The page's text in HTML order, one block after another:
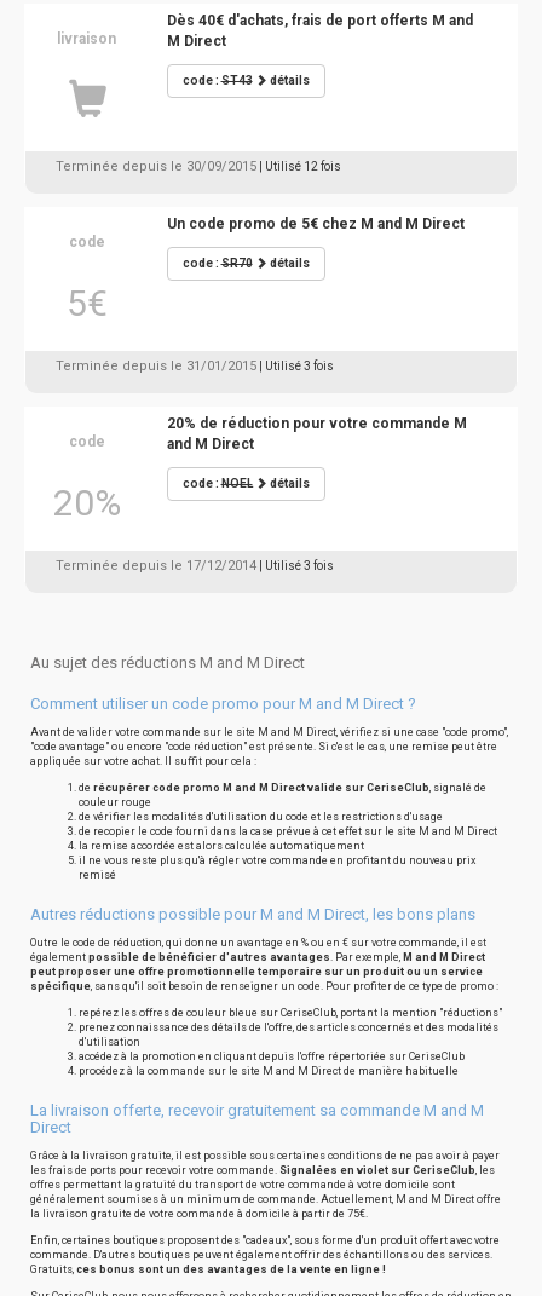
livraison
Dès 40€ d'achats, frais de port offerts M and
M Direct
code :ST43 détails
Terminée depuis le 30/09/2015 | Utilisé 12 fois
code
5€
Un code promo de 5€ chez M and M Direct
code :SR70 détails
Terminée depuis le 31/01/2015 | Utilisé 3 fois
code
20%
20% de réduction pour votre commande M
and M Direct
code :NOEL détails
Terminée depuis le 17/12/2014 | Utilisé 3 fois
Au sujet des réductions M and M Direct
Comment utiliser un code promo pour M and M Direct ?
Avant de valider votre commande sur le site M and M Direct, vérifiez si une case "code promo",
"code avantage" ou encore "code réduction" est présente. Si c'est le cas, une remise peut être
appliquée sur votre achat. Il suffit pour cela :
de récupérer code promo M and M Direct valide sur CeriseClub, signalé de
couleur rouge
de vérifier les modalités d'utilisation du code et les restrictions d'usage
de recopier le code fourni dans la case prévue à cet effet sur le site M and M Direct
la remise accordée est alors calculée automatiquement
il ne vous reste plus qu'à régler votre commande en profitant du nouveau prix
remisé
Autres réductions possible pour M and M Direct, les bons plans
Outre le code de réduction, qui donne un avantage en % ou en € sur votre commande, il est
également possible de bénéficier d'autres avantages. Par exemple, M and M Direct
peut proposer une offre promotionnelle temporaire sur un produit ou un service
spécifique, sans qu'il soit besoin de renseigner un code. Pour profiter de ce type de promo :
repérez les offres de couleur bleue sur CeriseClub, portant la mention "réductions"
prenez connaissance des détails de l'offre, des articles concernés et des modalités
d'utilisation
accédez à la promotion en cliquant depuis l'offre répertoriée sur CeriseClub
procédez à la commande sur le site M and M Direct de manière habituelle
La livraison offerte, recevoir gratuitement sa commande M and M
Direct
Grâce à la livraison gratuite, il est possible sous certaines conditions de ne pas avoir à payer
les frais de ports pour recevoir votre commande. Signalées en violet sur CeriseClub, les
offres permettant la gratuité du transport de votre commande à votre domicile sont
généralement soumises à un minimum de commande. Actuellement, M and M Direct offre
la livraison gratuite de votre commande à domicile à partir de 75€.
Enfin, certaines boutiques proposent des "cadeaux", sous forme d'un produit offert avec votre
commande. D'autres boutiques peuvent également offrir des échantillons ou des services.
Gratuits, ces bonus sont un des avantages de la vente en ligne !